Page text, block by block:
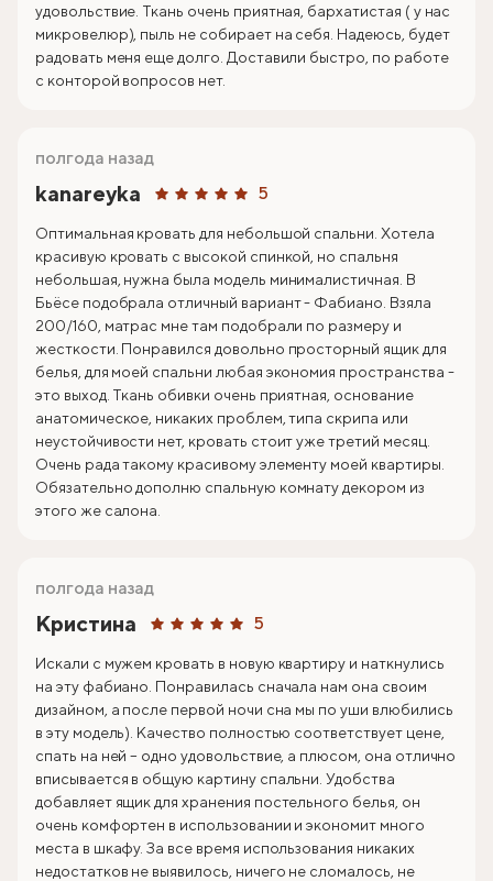
удовольствие. Ткань очень приятная, бархатистая ( у нас
микровелюр), пыль не собирает на себя. Надеюсь, будет
радовать меня еще долго. Доставили быстро, по работе
с конторой вопросов нет.
kanareyka 5
полгода назад
Оптимальная кровать для небольшой спальни. Хотела
красивую кровать с высокой спинкой, но спальня
небольшая, нужна была модель минималистичная. В
Бьёсе подобрала отличный вариант - Фабиано. Взяла
200/160, матрас мне там подобрали по размеру и
жесткости. Понравился довольно просторный ящик для
белья, для моей спальни любая экономия пространства -
это выход. Ткань обивки очень приятная, основание
анатомическое, никаких проблем, типа скрипа или
неустойчивости нет, кровать стоит уже третий месяц.
Очень рада такому красивому элементу моей квартиры.
Обязательно дополню спальную комнату декором из
этого же салона.
Кристина 5
полгода назад
Искали с мужем кровать в новую квартиру и наткнулись
на эту фабиано. Понравилась сначала нам она своим
дизайном, а после первой ночи сна мы по уши влюбились
в эту модель). Качество полностью соответствует цене,
спать на ней – одно удовольствие, а плюсом, она отлично
вписывается в общую картину спальни. Удобства
добавляет ящик для хранения постельного белья, он
очень комфортен в использовании и экономит много
места в шкафу. За все время использования никаких
недостатков не выявилось, ничего не сломалось, не